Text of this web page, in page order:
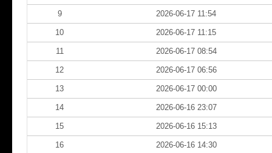
9 2026-06-17 11:54
10 2026-06-17 11:15
11 2026-06-17 08:54
12 2026-06-17 06:56
13 2026-06-17 00:00
14 2026-06-16 23:07
15 2026-06-16 15:13
16 2026-06-16 14:30